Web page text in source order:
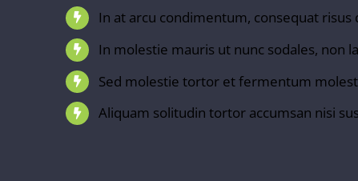
In at arcu condimentum, consequat
In molestie mauris ut nunc sodales, non
Sed molestie tortor et fermentum
Aliquam solitudin tortor accumsan nisi